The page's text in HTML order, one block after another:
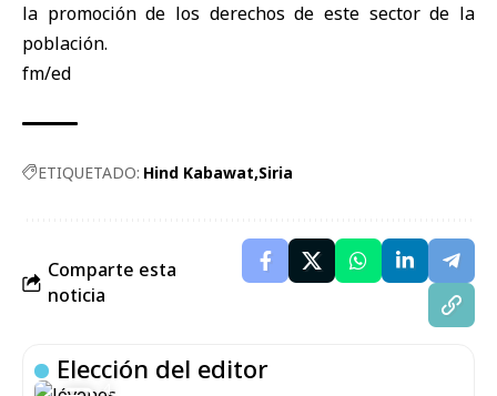
la promoción de los derechos de este sector de la
población.
fm/ed
ETIQUETADO: Hind Kabawat Siria
Comparte esta
noticia
Elección del editor
4